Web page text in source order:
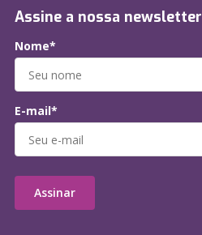
Assine a nossa newsletter
Nome*
E-mail*
Assinar